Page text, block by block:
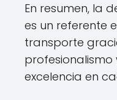
En resumen, la
es un referente
transporte
excelencia en